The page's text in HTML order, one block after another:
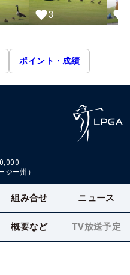
3
ポイント・成績
ジー州）
組み合せ ニュース
概要など TV放送予定